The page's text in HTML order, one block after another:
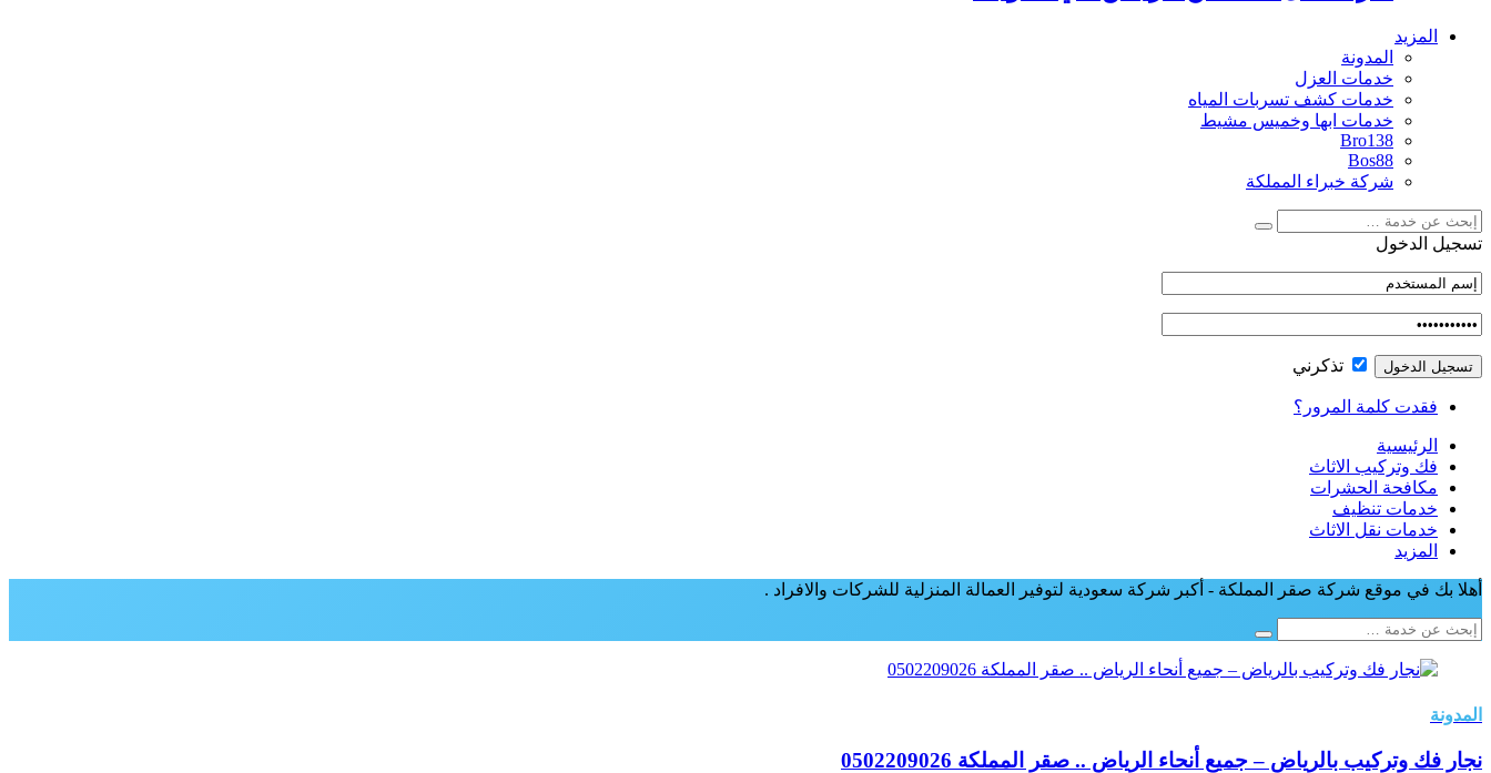
المزيد
المدونة
خدمات العزل
خدمات كشف تسربات المياه
خدمات ابها وخميس مشيط
Bro138
Bos88
شركة خبراء المملكة
تسجيل الدخول
تذكرني
فقدت كلمة المرور؟
الرئيسية
فك وتركيب الاثاث
مكافحة الحشرات
خدمات تنظيف
خدمات نقل الاثاث
المزيد
أهلا بك في موقع شركة صقر المملكة - أكبر شركة سعودية لتوفير العمالة المنزلية للشركات والافراد .
المدونة
نجار فك وتركيب بالرياض – جميع أنحاء الرياض .. صقر المملكة 0502209026